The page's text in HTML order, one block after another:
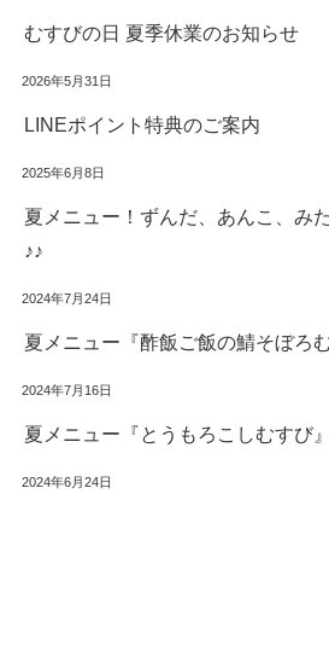
むすびの日 夏季休業のお知らせ
2026年5月31日
LINEポイント特典のご案内
2025年6月8日
夏メニュー！ずんだ、あんこ、み
♪♪
2024年7月24日
夏メニュー『酢飯ご飯の鯖そぼろ
2024年7月16日
夏メニュー『とうもろこしむすび
2024年6月24日